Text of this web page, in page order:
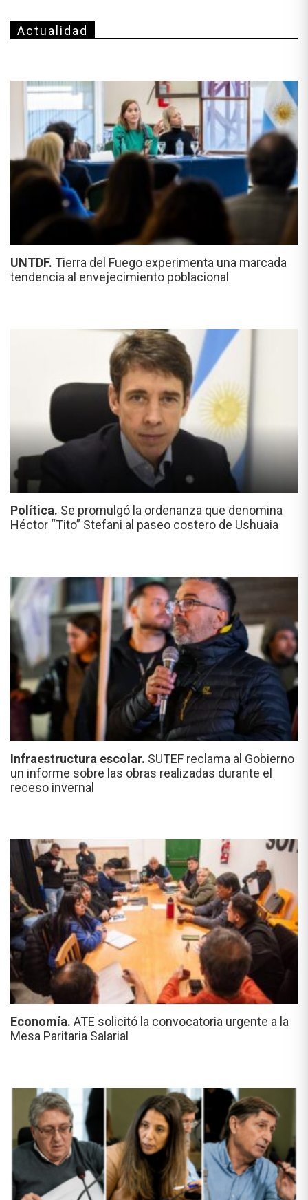
Actualidad
UNTDF. Tierra del Fuego experimenta una marcada
tendencia al envejecimiento poblacional
Política. Se promulgó la ordenanza que denomina
Héctor “Tito” Stefani al paseo costero de Ushuaia
Infraestructura escolar. SUTEF reclama al Gobierno
un informe sobre las obras realizadas durante el
receso invernal
Economía. ATE solicitó la convocatoria urgente a la
Mesa Paritaria Salarial